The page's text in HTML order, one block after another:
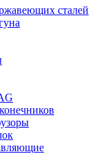
сталей